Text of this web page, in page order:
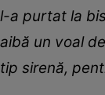
l-a purtat la
aibă un voal
tip sirenă,